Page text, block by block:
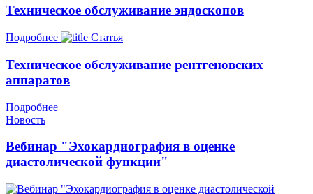
Техническое обслуживание эндоскопов
Подробнее Статья
Техническое обслуживание рентгеновских
аппаратов
Подробнее
Новость
Вебинар "Эхокардиография в оценке
диастолической функции"